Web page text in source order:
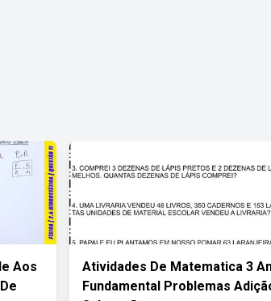
Aos
Atividades De Matematica 3
Fundamental Problemas